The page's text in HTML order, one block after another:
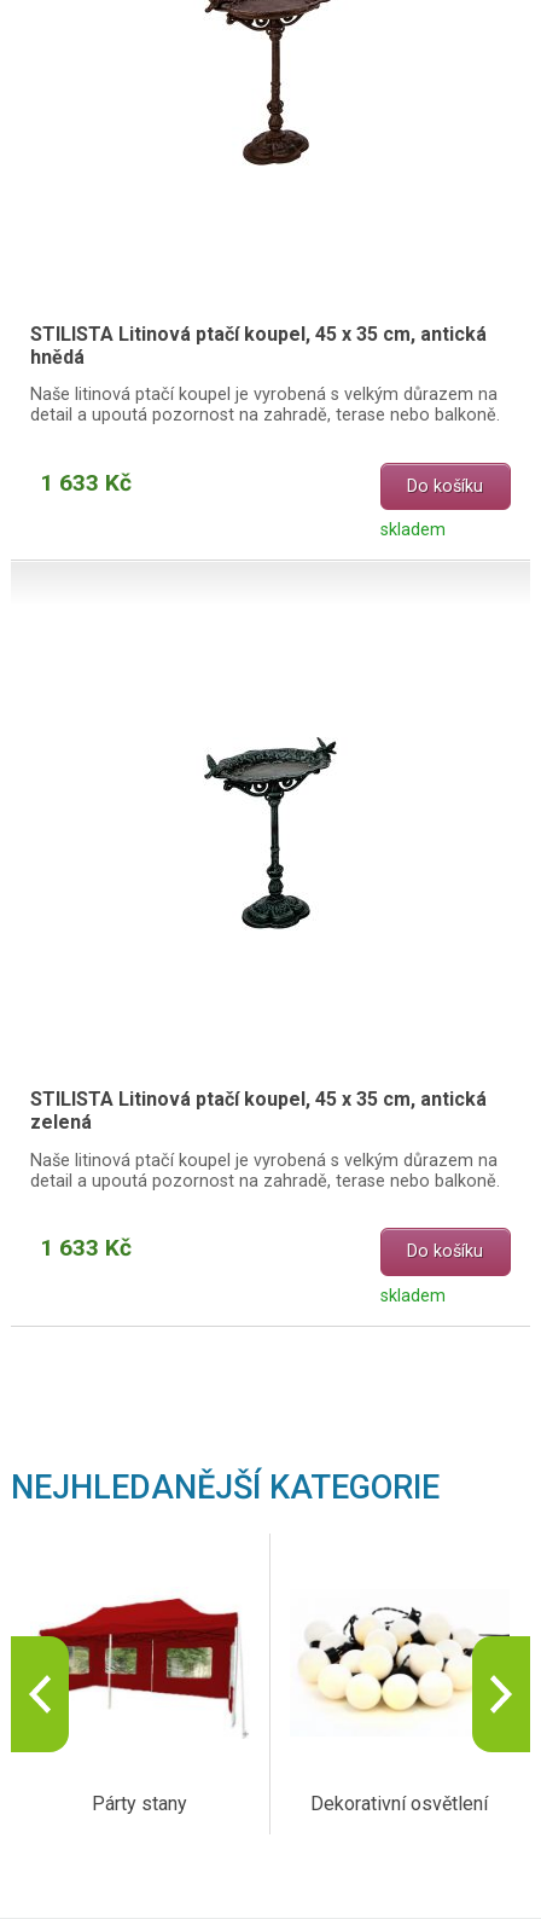
STILISTA Litinová ptačí koupel, 45 x 35 cm, antická
hnědá
Naše litinová ptačí koupel je vyrobená s velkým důrazem na
detail a upoutá pozornost na zahradě, terase nebo balkoně.
1 633 Kč Do košíku
skladem
STILISTA Litinová ptačí koupel, 45 x 35 cm, antická
zelená
Naše litinová ptačí koupel je vyrobená s velkým důrazem na
detail a upoutá pozornost na zahradě, terase nebo balkoně.
1 633 Kč Do košíku
skladem
NEJHLEDANĚJŠÍ KATEGORIE
Párty stany Dekorativní osvětlení